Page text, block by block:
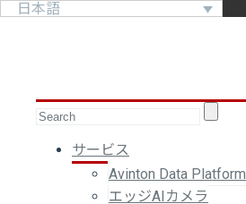
日本語
サービス
Avinton Data Platform
エッジAIカメラ